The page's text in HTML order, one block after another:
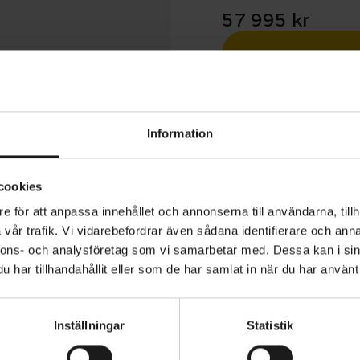
Information
för att anpassa innehållet och annonserna till användarna,
trafik. Vi vidarebefordrar även sådana identifierare och
och analysföretag som vi samarbetar med. Dessa kan i
har tillhandahållit eller som de har samlat in när du har
Inställningar Statistik
57 995 kr
EVO Comp är en heldämpad
utmanande terräng. Dämpningen har utvecklats för
att åka med 27,5-tumshjul baktill och 29-tumshjul
CYKLISTENS LÄNGD - FRÅN